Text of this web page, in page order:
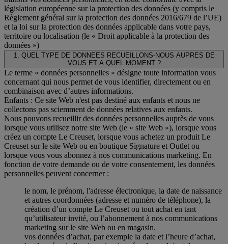
législation européenne sur la protection des données (y compris le
Règlement général sur la protection des données 2016/679 de l’UE)
et la loi sur la protection des données applicable dans votre pays,
territoire ou localisation (le « Droit applicable à la protection des
données »)
1. QUEL TYPE DE DONNEES RECUEILLONS-NOUS AUPRES DE
VOUS ET A QUEL MOMENT ?
Le terme « données personnelles » désigne toute information vous
concernant qui nous permet de vous identifier, directement ou en
combinaison avec d’autres informations.
Enfants : Ce site Web n'est pas destiné aux enfants et nous ne
collectons pas sciemment de données relatives aux enfants.
Nous pouvons recueillir des données personnelles auprès de vous
lorsque vous utilisez notre site Web (le « site Web »), lorsque vous
créez un compte Le Creuset, lorsque vous achetez un produit Le
Creuset sur le site Web ou en boutique Signature et Outlet ou
lorsque vous vous abonnez à nos communications marketing. En
fonction de votre demande ou de votre consentement, les données
personnelles peuvent concerner :
le nom, le prénom, l'adresse électronique, la date de naissance
et autres coordonnées (adresse et numéro de téléphone), la
création d’un compte Le Creuset ou tout achat en tant
qu’utilisateur invité, ou l’abonnement à nos communications
marketing sur le site Web ou en magasin.
vos données d’achat, par exemple la date et l’heure d’achat,